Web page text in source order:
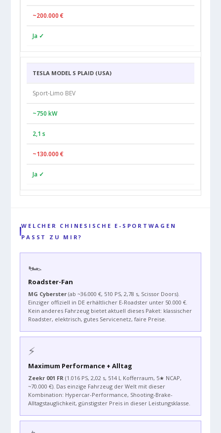
~200.000 €
Ja ✓
TESLA MODEL S PLAID (USA)
Sport-Limo BEV
~750 kW
2,1 s
~130.000 €
Ja ✓
WELCHER CHINESISCHE E-SPORTWAGEN
PASST ZU MIR?
🏎️
Roadster-Fan
MG Cyberster (ab ~36.000 €, 510 PS, 2,78 s, Scissor Doors).
Einziger offiziell in DE erhältlicher E-Roadster unter 50.000 €.
Kein anderes Fahrzeug bietet aktuell dieses Paket: klassischer
Roadster, elektrisch, gutes Servicenetz, faire Preise.
⚡
Maximum Performance + Alltag
Zeekr 001 FR (1.016 PS, 2,02 s, 514 L Kofferraum, 5★ NCAP,
~70.000 €). Das einzige Fahrzeug der Welt mit dieser
Kombination: Hypercar-Performance, Shooting-Brake-
Alltagstauglichkeit, günstigster Preis in dieser Leistungsklasse.